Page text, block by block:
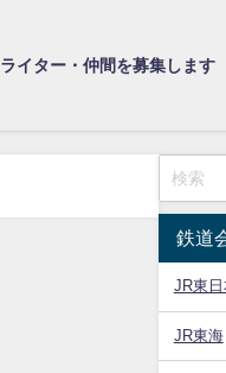
ライター・仲間を募集します
鉄道
JR東日
JR東海